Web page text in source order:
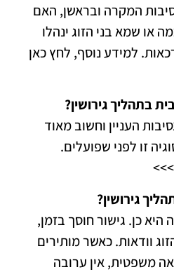
המקרה ובראשן, האם
או שמא בני הזוג ינהלו
למידע נוסף, לחץ כאן
בתהליך גירושין?
העניין וחשוב מאוד
זו לפני שפועלים.
גירושין?
כן. גישור חוסך בזמן,
וודאות. כאשר מותירים
משפטית, אין ערובה